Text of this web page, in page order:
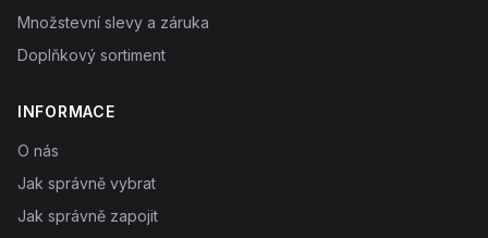
Množstevní slevy a záruka
Doplňkový sortiment
INFORMACE
O nás
Jak správně vybrat
Jak správně zapojit